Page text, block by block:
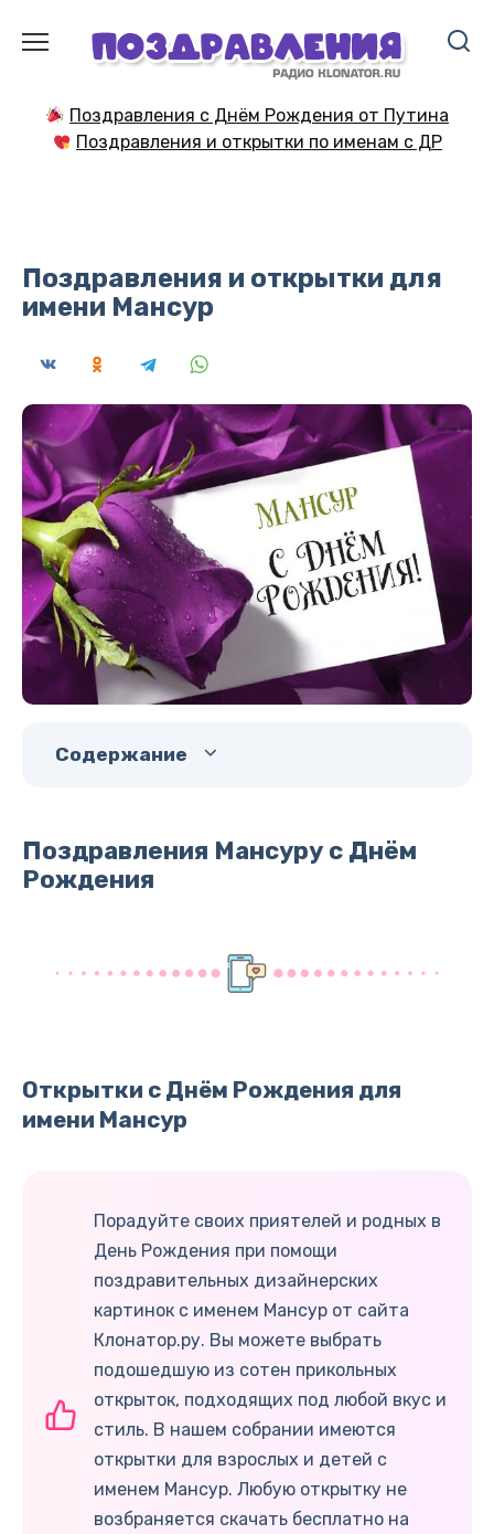
содержанию
Поздравления с Днём Рождения от Путина
Поздравления и открытки по именам с ДР
Поздравления и открытки для
имени Мансур
Содержание
Поздравления Мансуру с Днём
Рождения
Открытки с Днём Рождения для
имени Мансур
Порадуйте своих приятелей и родных в
День Рождения при помощи
поздравительных дизайнерских
картинок с именем Мансур от сайта
Клонатор.ру. Вы можете выбрать
подошедшую из сотен прикольных
открыток, подходящих под любой вкус и
стиль. В нашем собрании имеются
открытки для взрослых и детей с
именем Мансур. Любую открытку не
возбраняется скачать бесплатно на